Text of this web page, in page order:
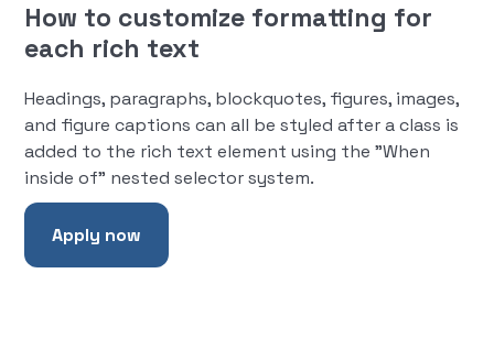
How to customize formatting for
each rich text
Headings, paragraphs, blockquotes, figures, images,
and figure captions can all be styled after a class is
added to the rich text element using the "When
inside of" nested selector system.
Apply now